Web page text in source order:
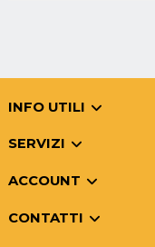
INFO UTILI
SERVIZI
ACCOUNT
CONTATTI